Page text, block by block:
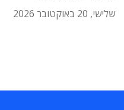
שלישי, 20 באוקטובר 2026